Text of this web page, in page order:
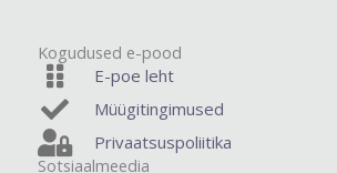
Kogudused e-pood
E-poe leht
Müügitingimused
Privaatsuspoliitika
Sotsiaalmeedia